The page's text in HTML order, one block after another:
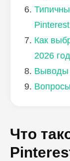
Pinterest
Как
2026
Выводы
Что